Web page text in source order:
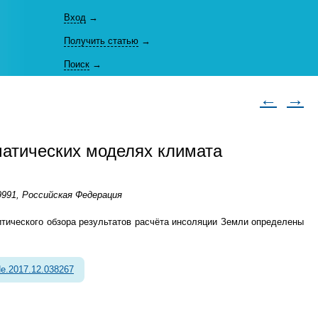
Вход →
Получить статью →
Поиск →
← →
моделях климата
Российская Федерация
обзора результатов расчёта инсоляции Земли определены